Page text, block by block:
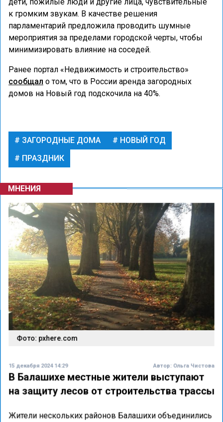
к громким звукам. В качестве решения
парламентарий предложила проводить шумные
мероприятия за пределами городской черты, чтобы
минимизировать влияние на соседей.
Ранее портал «Недвижимость и строительство»
сообщал о том, что в России аренда загородных
домов на Новый год подскочила на 40%.
ЗАГОРОДНЫЕ ДОМА
НОВЫЙ ГОД
ПРАЗДНИК
МНЕНИЯ
Фото: pxhere.com
15 декабря 2024 14:29 Автор: Ольга Чистова
В Балашихе местные жители выступают
на защиту лесов от строительства трассы
Жители нескольких районов Балашихи объединились